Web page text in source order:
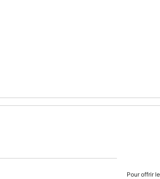
Pour offrir